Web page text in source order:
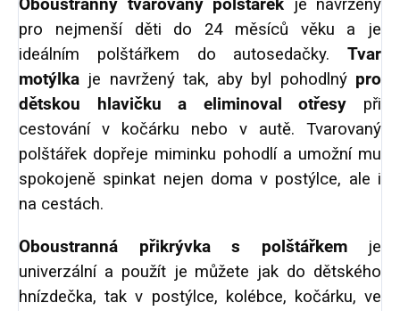
Oboustranný tvarovaný polštářek je navržený
pro nejmenší děti do 24 měsíců věku a je
ideálním polštářkem do autosedačky. Tvar
motýlka je navržený tak, aby byl pohodlnýpro
dětskou hlavičku a eliminoval otřesy při
cestování v kočárku nebo v autě. Tvarovaný
polštářek dopřeje miminku pohodlí a umožní mu
spokojeně spinkat nejen doma v postýlce, ale i
na cestách.
Oboustranná přikrývka s polštářkemje
univerzální a použít je můžete jak do dětského
hnízdečka, tak v postýlce, kolébce, kočárku, ve